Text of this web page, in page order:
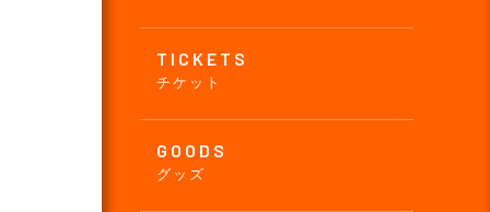
TICKETS
チケット
GOODS
グッズ